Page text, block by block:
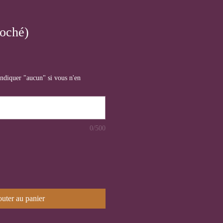
"aucun" si vous n'en
0/500
au panier